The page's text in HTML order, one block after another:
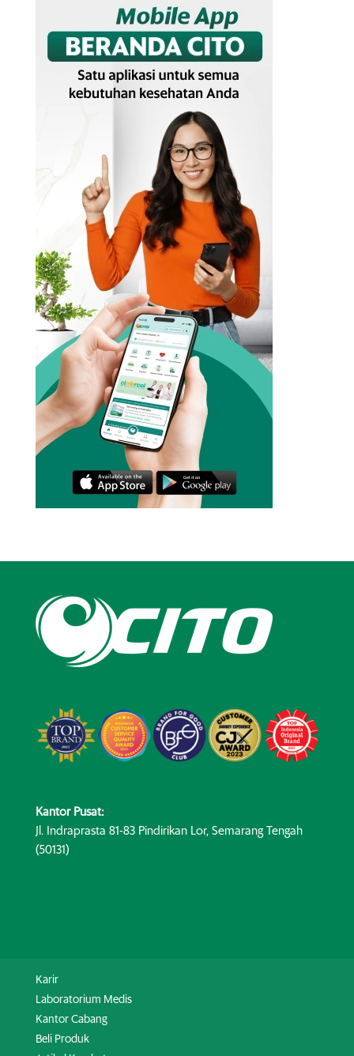
Kantor Pusat:
Jl. Indraprasta 81-83 Pindirikan Lor, Semarang Tengah
(50131)
Karir
Laboratorium Medis
Kantor Cabang
Beli Produk